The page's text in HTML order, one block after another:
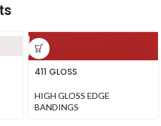
411 GLOSS
HIGH GLOSS EDGE
BANDINGS